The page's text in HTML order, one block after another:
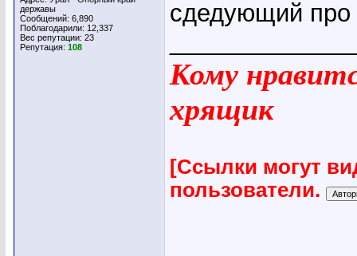
державы
Сообщений: 6,890
Поблагодарили: 12,337
Вес репутации: 23
Репутация: 108
сдедующий про
Кому
хрящик
[Ссылки могут
пользователи.